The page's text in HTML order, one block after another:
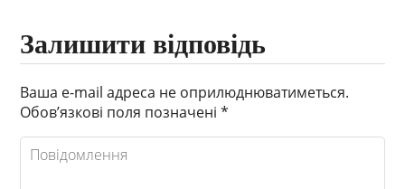
Залишити відповідь
Ваша e-mail адреса не оприлюднюватиметься.
Обов’язкові поля позначені*